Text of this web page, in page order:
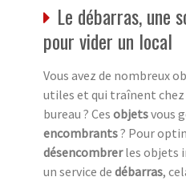
Le débarras, une
pour vider un local
Vous avez de nombreux
utiles et qui traînent chez
bureau ? Ces objetsvous
encombrants? Pour
désencombrerles objets
un service de débarras,